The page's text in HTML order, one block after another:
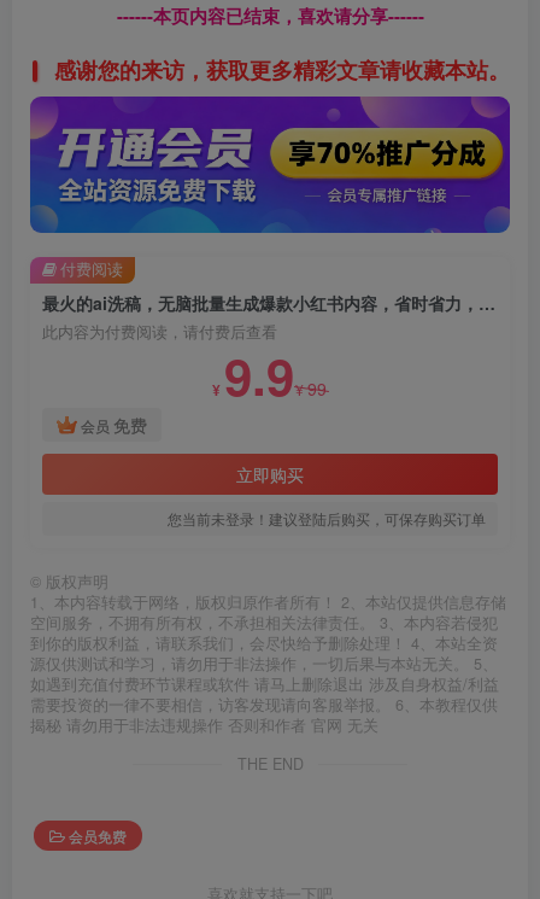
------本页内容已结束，喜欢请分享------
感谢您的来访，获取更多精彩文章请收藏本站。
最火的ai洗稿，无脑批量生成爆款小红书内容，省时省力，每天收入不只300+【揭秘】
此内容为付费阅读，请付费后查看
¥ 9.9¥99
会员 免费
立即购买
您当前未登录！建议登陆后购买，可保存购买订单
付费阅读
© 版权声明
1、本内容转载于网络，版权归原作者所有！ 2、本站仅提供信息存储
空间服务，不拥有所有权，不承担相关法律责任。 3、本内容若侵犯
到你的版权利益，请联系我们，会尽快给予删除处理！ 4、本站全资
源仅供测试和学习，请勿用于非法操作，一切后果与本站无关。 5、
如遇到充值付费环节课程或软件 请马上删除退出 涉及自身权益/利益
需要投资的一律不要相信，访客发现请向客服举报。 6、本教程仅供
揭秘 请勿用于非法违规操作 否则和作者 官网 无关
THE END
会员免费
喜欢就支持一下吧